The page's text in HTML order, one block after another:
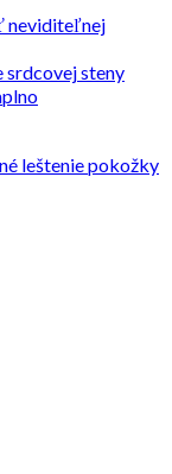
neviditeľnej
srdcovej steny
leštenie pokožky